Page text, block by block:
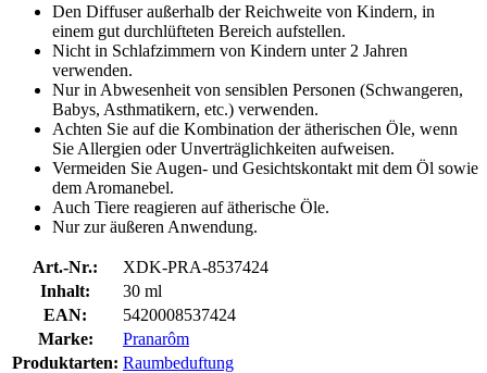
Den Diffuser außerhalb der Reichweite von Kindern, in
einem gut durchlüfteten Bereich aufstellen.
Nicht in Schlafzimmern von Kindern unter 2 Jahren
verwenden.
Nur in Abwesenheit von sensiblen Personen (Schwangeren,
Babys, Asthmatikern, etc.) verwenden.
Achten Sie auf die Kombination der ätherischen Öle, wenn
Sie Allergien oder Unverträglichkeiten aufweisen.
Vermeiden Sie Augen- und Gesichtskontakt mit dem Öl sowie
dem Aromanebel.
Auch Tiere reagieren auf ätherische Öle.
Nur zur äußeren Anwendung.
Art.-Nr.:
XDK-PRA-8537424
Inhalt:
30 ml
EAN:
5420008537424
Marke:
Pranarôm
Produktarten: Raumbeduftung